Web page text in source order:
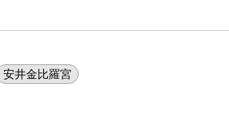
安井金比羅宮